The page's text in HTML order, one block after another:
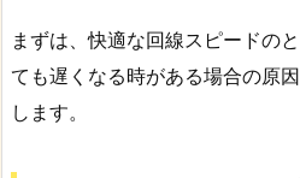
まずは、快適な回線スピードの
ても遅くなる時がある場合の原
します。